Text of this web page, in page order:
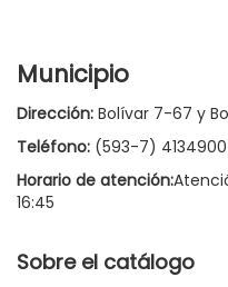
Municipio
Dirección: Bolívar 7-67 y
Teléfono: (593-7) 4134900
Horario de atención:
16:45
Sobre el catálogo